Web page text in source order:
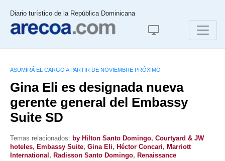
Diario turístico de la República Dominicana
ASUMIRÁ EL CARGO A PARTIR DE NOVIEMBRE PRÓXIMO
Gina Eli es designada nueva
gerente general del Embassy
Suite SD
Temas relacionados: by Hilton Santo Domingo, Courtyard & JW
hoteles, Embassy Suite, Gina Eli, Héctor Concari, Marriott
International , Radisson Santo Domingo, Renaissance